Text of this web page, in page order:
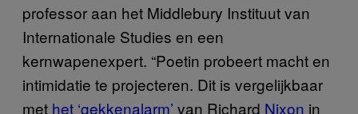
professor aan het Middlebury Instituut van
Internationale Studies en een
kernwapenexpert. “Poetin probeert macht en
intimidatie te projecteren. Dit is vergelijkbaar
met het ‘gekkenalarm’ van Richard Nixon in